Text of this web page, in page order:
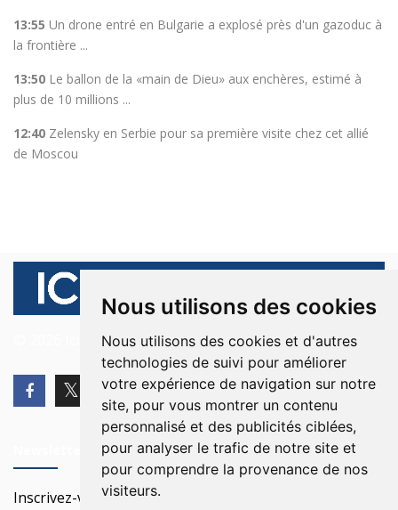
Nous utilisons des cookies
Nous utilisons des cookies et d'autres
technologies de suivi pour améliorer
votre expérience de navigation sur notre
site, pour vous montrer un contenu
personnalisé et des publicités ciblées,
pour analyser le trafic de notre site et
pour comprendre la provenance de nos
visiteurs.
13:55 Un drone entré en Bulgarie a explosé près d'un gazoduc à
la frontière ...
13:50 Le ballon de la «main de Dieu» aux enchères, estimé à
plus de 10 millions ...
12:40 Zelensky en Serbie pour sa première visite chez cet allié
de Moscou
© 2026 Ici Beyrouth. Tous les droits sont réservés.
Inscrivez-vous à notre Newsletter